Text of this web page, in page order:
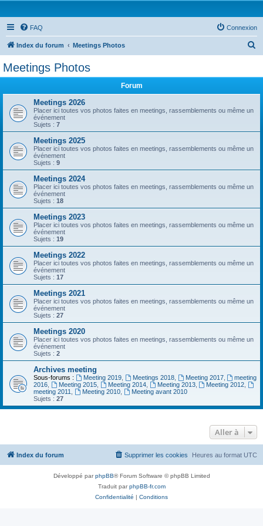
FAQ Connexion
Index du forum Meetings Photos
r
Meetings Photos
Forum
Meetings 2026
Placer ici toutes vos photos faites en meetings, rassemblements ou même un
événement
Sujets : 7
Meetings 2025
Placer ici toutes vos photos faites en meetings, rassemblements ou même un
événement
Sujets : 9
Meetings 2024
Placer ici toutes vos photos faites en meetings, rassemblements ou même un
événement
Sujets : 18
Meetings 2023
Placer ici toutes vos photos faites en meetings, rassemblements ou même un
événement
Sujets : 19
Meetings 2022
Placer ici toutes vos photos faites en meetings, rassemblements ou même un
événement
Sujets : 17
Meetings 2021
Placer ici toutes vos photos faites en meetings, rassemblements ou même un
événement
Sujets : 27
Meetings 2020
Placer ici toutes vos photos faites en meetings, rassemblements ou même un
événement
Sujets : 2
Archives meeting
Sous-forums : Meeting 2019, Meetings 2018, Meeting 2017,
meeting
2016
Meeting 2015, Meeting 2014, Meeting 2013, Meeting 2012
meeting 2011
Meeting 2010,
Meeting avant 2010
Sujets : 27
Aller à
Index du forum Heures au format UTC
Supprimer les cookies
Développé parphpBB® Forum Software © phpBB Limited
Traduit parphpBB-fr.com
Confidentialité | Conditions